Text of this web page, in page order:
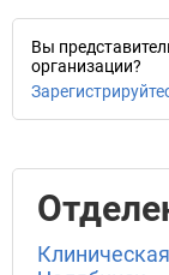
Вы
организации?